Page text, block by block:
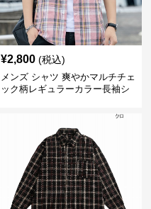
¥2,800 (税込)
メンズ シャツ 爽やかマルチチェ
ック柄レギュラーカラー長袖シ